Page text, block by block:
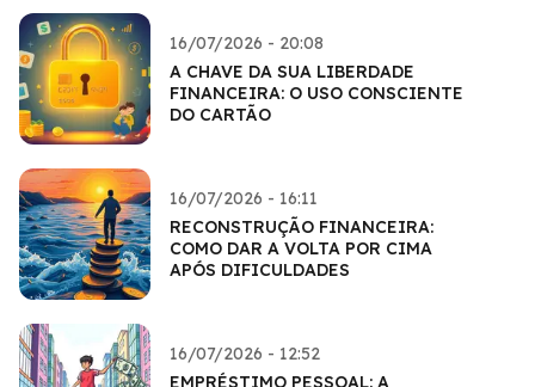
16/07/2026 - 20:08
A CHAVE DA SUA LIBERDADE
FINANCEIRA: O USO CONSCIENTE
DO CARTÃO
16/07/2026 - 16:11
RECONSTRUÇÃO FINANCEIRA:
COMO DAR A VOLTA POR CIMA
APÓS DIFICULDADES
16/07/2026 - 12:52
EMPRÉSTIMO PESSOAL: A